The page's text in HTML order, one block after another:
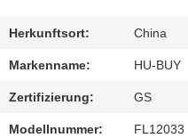
TRETEN
SIE
MIT
UNS
Herkunftsort: China
Markenname: HU-BUY
Zertifizierung: GS
Modellnummer: FL12033